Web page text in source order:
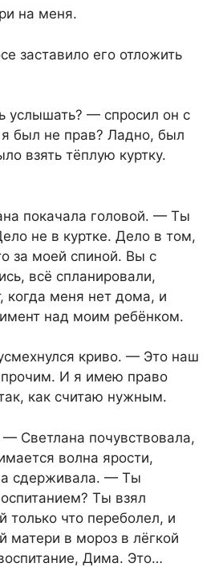
на меня.
заставило его отложить
— спросил он с
был не прав? Ладно, был
взять тёплую куртку.
покачала головой. — Ты
не в куртке. Дело в том,
за моей спиной. Вы с
всё спланировали,
когда меня нет дома, и
над моим ребёнком.
криво. — Это наш
И я имею право
как считаю нужным.
Светлана почувствовала,
волна ярости,
сдерживала. — Ты
Ты взял
только что переболел, и
матери в мороз в лёгкой
Дима. Это…